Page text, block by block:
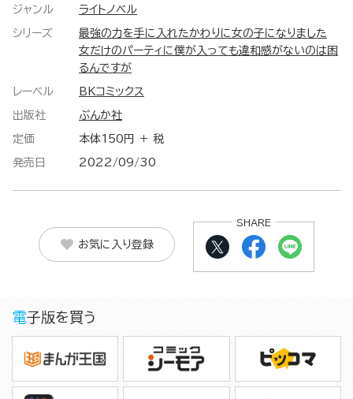
ジャンル ライトノベル
シリーズ
最強の力を手に入れたかわりに女の子になりました
女だけのパーティに僕が入っても違和感がないのは困
るんですが
レーベル BKコミックス
出版社 ぶんか社
定価 本体150円 ＋ 税
発売日 2022/09/30
お気に入り登録
SHARE
電子版を買う